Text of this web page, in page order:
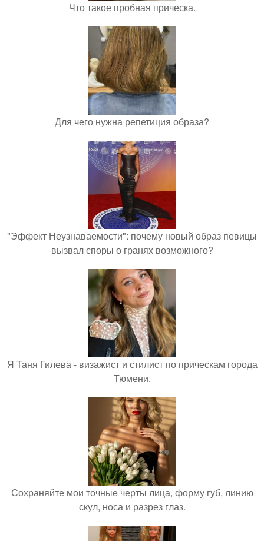
Что такое пробная прическа.
Для чего нужна репетиция образа?
"Эффект Неузнаваемости": почему новый образ певицы
вызвал споры о гранях возможного?
Я Таня Гилева - визажист и стилист по прическам города
Тюмени.
Сохраняйте мои точные черты лица, форму губ, линию
скул, носа и разрез глаз.